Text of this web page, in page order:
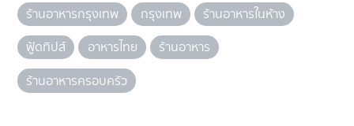
ร้านอาหารกรุงเทพ
กรุงเทพ
ร้านอาหารในห้าง
ฟู้ดทิปส์
อาหารไทย
ร้านอาหาร
ร้านอาหารครอบครัว